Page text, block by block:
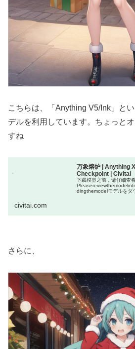
こちらは、「Anything V5/Ink」と
デルを利用しています。ちょっと
すね
万象熔炉 | Anything
Checkpoint | Civitai
下载模型之前，请仔细查
dingthemodelモデルをダ
civitai.com
さらに、